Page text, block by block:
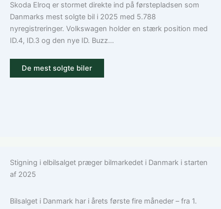
Skoda Elroq er stormet direkte ind på førstepladsen som
Danmarks mest solgte bil i 2025 med 5.788
nyregistreringer. Volkswagen holder en stærk position med
ID.4, ID.3 og den nye ID. Buzz...
De mest solgte biler
Stigning i elbilsalget præger bilmarkedet i Danmark i starten
af 2025
Bilsalget i Danmark har i årets første fire måneder – fra 1.